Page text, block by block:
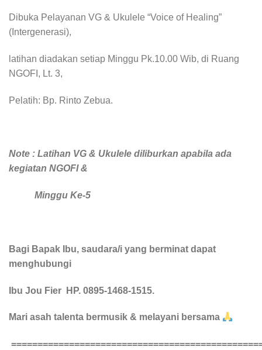
Dibuka Pelayanan VG & Ukulele “Voice of Healing”
(Intergenerasi),
latihan diadakan setiap Minggu Pk.10.00 Wib, di Ruang
NGOFI, Lt. 3,
Pelatih: Bp. Rinto Zebua.
Note : Latihan VG & Ukulele diliburkan apabila ada
kegiatan NGOFI &
Minggu Ke-5
Bagi Bapak Ibu, saudara/i yang berminat dapat
menghubungi
Ibu Jou Fier HP. 0895-1468-1515.
Mari asah talenta bermusik & melayani bersama